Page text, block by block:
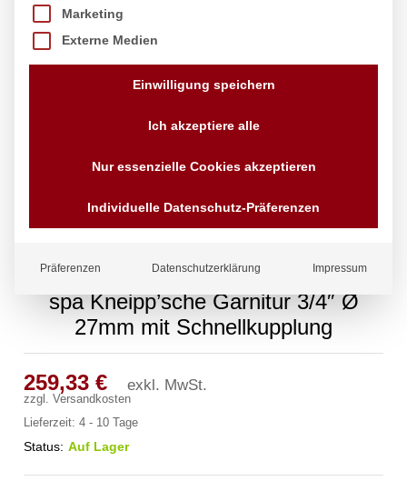
spa Kneipp’sche Garnitur 3/4″ Ø
27mm mit Schnellkupplung
259,33€ exkl. MwSt.
zzgl.Versandkosten
Lieferzeit:4 - 10 Tage
Status: Auf Lager
Marketing
Externe Medien
Einwilligung speichern
Ich akzeptiere alle
Nur essenzielle Cookies akzeptieren
Individuelle Datenschutz-Präferenzen
Präferenzen Datenschutzerklärung Impressum